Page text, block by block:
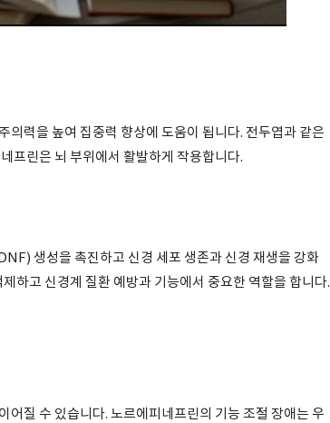
의력을 높여 집중력 향상에 도움이 됩니다. 전두엽과 같은
프린은 뇌 부위에서 활발하게 작용합니다.
생성을 촉진하고 신경 세포 생존과 신경 재생을 강화
제하고 신경계 질환 예방과 기능에서 중요한 역할을 합니다.
어질 수 있습니다. 노르에피네프린의 기능 조절 장애는 우